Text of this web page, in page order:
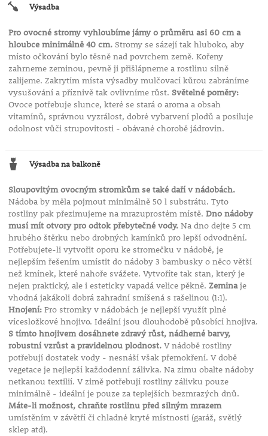
Výsadba
Pro ovocné stromy vyhloubíme jámy o průměru asi 60 cm a
hloubce minimálně 40 cm.Stromy se sázejí tak hluboko, aby
místo očkování bylo těsně nad povrchem země. Kořeny
zahrneme zeminou, pevně ji přišlápneme a rostlinu silně
zalijeme. Zakrytím místa výsadby mulčovací kůrou zabráníme
vysušování a příznivě tak ovlivníme růst. Světelné poměry:
Ovoce potřebuje slunce, které se stará o aroma a obsah
vitamínů, správnou vyzrálost, dobré vybarvení plodů a posiluje
odolnost vůči strupovitosti - obávané chorobě jádrovin.
Výsadba na balkoně
Sloupovitým ovocným stromkům se také daří v nádobách.
Nádoba by měla pojmout minimálně 50 l substrátu. Tyto
rostliny pak přezimujeme na mrazuprostém místě. Dno nádoby
musí mít otvory pro odtok přebytečné vody.Na dno dejte 5 cm
hrubého štěrku nebo drobných kamínků pro lepší odvodnění.
Potřebujete-li vytvořit oporu ke stromečku v nádobě, je
nejlepším řešením umístit do nádoby 3 bambusky o něco větší
než kmínek, které nahoře svážete. Vytvoříte tak stan, který je
nejen praktický, ale i esteticky vapadá velice pěkně. Zeminaje
vhodná jakákoli dobrá zahradní smíšená s rašelinou (1:1).
Hnojení:Pro stromky v nádobách je nejlepší využít plné
vícesložkové hnojivo. Ideální jsou dlouhodobě působící hnojiva.
S tímto hnojivem dosáhnete zdravý růst, nádherné barvy,
robustní vzrůst a pravidelnou plodnost.V nádobě rostliny
potřebují dostatek vody - nesnáší však přemokření. V době
vegetace je nejlepší každodenní zálivka. Na zimu obalte nádoby
netkanou textilií. V zimě potřebují rostliny zálivku pouze
minimálně - ideální je pouze za teplejších bezmrazých dnů.
Máte-li možnost, chraňte rostlinu před silným mrazem
umístěním v závětří či chladné kryté místnosti (garáž, světlý
sklep atd).